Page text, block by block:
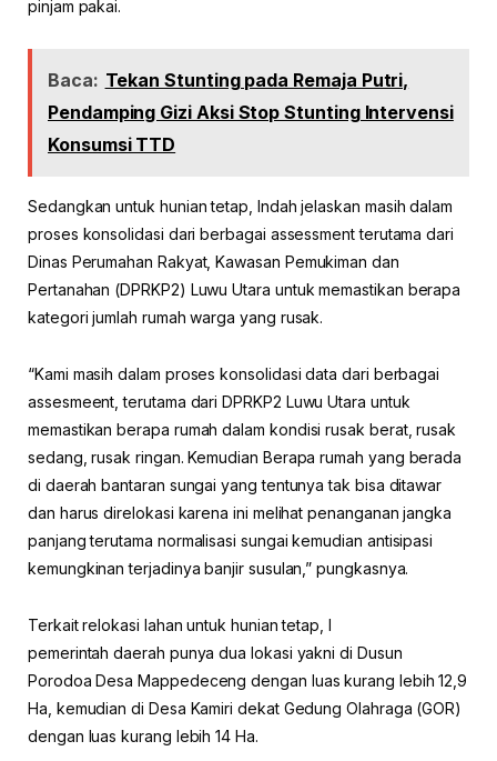
pinjam pakai.
Baca: Tekan Stunting pada Remaja Putri,
Pendamping Gizi Aksi Stop Stunting Intervensi
Konsumsi TTD
Sedangkan untuk hunian tetap, Indah jelaskan masih dalam
proses konsolidasi dari berbagai assessment terutama dari
Dinas Perumahan Rakyat, Kawasan Pemukiman dan
Pertanahan (DPRKP2) Luwu Utara untuk memastikan berapa
kategori jumlah rumah warga yang rusak.
“Kami masih dalam proses konsolidasi data dari berbagai
assesmeent, terutama dari DPRKP2 Luwu Utara untuk
memastikan berapa rumah dalam kondisi rusak berat, rusak
sedang, rusak ringan. Kemudian Berapa rumah yang berada
di daerah bantaran sungai yang tentunya tak bisa ditawar
dan harus direlokasi karena ini melihat penanganan jangka
panjang terutama normalisasi sungai kemudian antisipasi
kemungkinan terjadinya banjir susulan,” pungkasnya.
Terkait relokasi lahan untuk hunian tetap, I
pemerintah daerah punya dua lokasi yakni di Dusun
Porodoa Desa Mappedeceng dengan luas kurang lebih 12,9
Ha, kemudian di Desa Kamiri dekat Gedung Olahraga (GOR)
dengan luas kurang lebih 14 Ha.